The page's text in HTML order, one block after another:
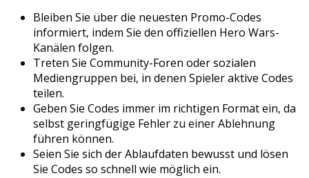
Bleiben Sie über die neuesten Promo-Codes
informiert, indem Sie den offiziellen Hero Wars-
Kanälen folgen.
Treten Sie Community-Foren oder sozialen
Mediengruppen bei, in denen Spieler aktive Codes
teilen.
Geben Sie Codes immer im richtigen Format ein, da
selbst geringfügige Fehler zu einer Ablehnung
führen können.
Seien Sie sich der Ablaufdaten bewusst und lösen
Sie Codes so schnell wie möglich ein.